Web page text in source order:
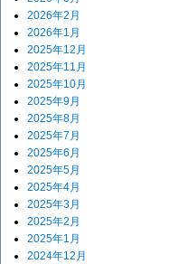
2026年2月
2026年1月
2025年12月
2025年11月
2025年10月
2025年9月
2025年8月
2025年7月
2025年6月
2025年5月
2025年4月
2025年3月
2025年2月
2025年1月
2024年12月